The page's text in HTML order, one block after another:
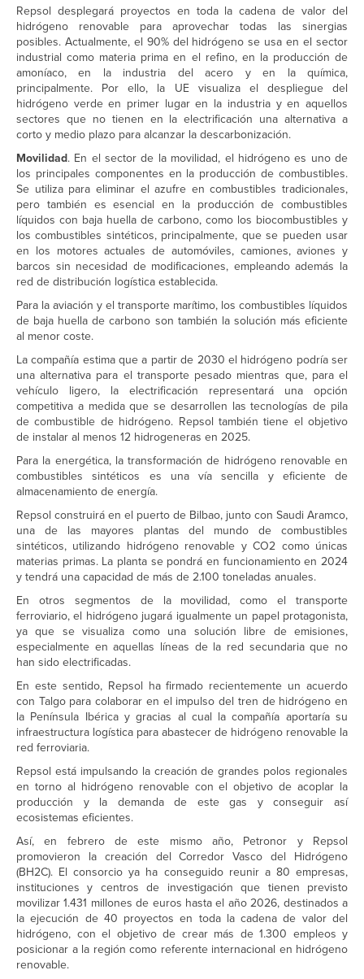
Repsol desplegará proyectos en toda la cadena de valor del
hidrógeno renovable para aprovechar todas las sinergias
posibles. Actualmente, el 90% del hidrógeno se usa en el sector
industrial como materia prima en el refino, en la producción de
amoníaco, en la industria del acero y en la química,
principalmente. Por ello, la UE visualiza el despliegue del
hidrógeno verde en primer lugar en la industria y en aquellos
sectores que no tienen en la electrificación una alternativa a
corto y medio plazo para alcanzar la descarbonización.
Movilidad. En el sector de la movilidad, el hidrógeno es uno de
los principales componentes en la producción de combustibles.
Se utiliza para eliminar el azufre en combustibles tradicionales,
pero también es esencial en la producción de combustibles
líquidos con baja huella de carbono, como los biocombustibles y
los combustibles sintéticos, principalmente, que se pueden usar
en los motores actuales de automóviles, camiones, aviones y
barcos sin necesidad de modificaciones, empleando además la
red de distribución logística establecida.
Para la aviación y el transporte marítimo, los combustibles líquidos
de baja huella de carbono son también la solución más eficiente
al menor coste.
La compañía estima que a partir de 2030 el hidrógeno podría ser
una alternativa para el transporte pesado mientras que, para el
vehículo ligero, la electrificación representará una opción
competitiva a medida que se desarrollen las tecnologías de pila
de combustible de hidrógeno. Repsol también tiene el objetivo
de instalar al menos 12 hidrogeneras en 2025.
Para la energética, la transformación de hidrógeno renovable en
combustibles sintéticos es una vía sencilla y eficiente de
almacenamiento de energía.
Repsol construirá en el puerto de Bilbao, junto con Saudi Aramco,
una de las mayores plantas del mundo de combustibles
sintéticos, utilizando hidrógeno renovable y CO2 como únicas
materias primas. La planta se pondrá en funcionamiento en 2024
y tendrá una capacidad de más de 2.100 toneladas anuales.
En otros segmentos de la movilidad, como el transporte
ferroviario, el hidrógeno jugará igualmente un papel protagonista,
ya que se visualiza como una solución libre de emisiones,
especialmente en aquellas líneas de la red secundaria que no
han sido electrificadas.
En este sentido, Repsol ha firmado recientemente un acuerdo
con Talgo para colaborar en el impulso del tren de hidrógeno en
la Península Ibérica y gracias al cual la compañía aportaría su
infraestructura logística para abastecer de hidrógeno renovable la
red ferroviaria.
Repsol está impulsando la creación de grandes polos regionales
en torno al hidrógeno renovable con el objetivo de acoplar la
producción y la demanda de este gas y conseguir así
ecosistemas eficientes.
Así, en febrero de este mismo año, Petronor y Repsol
promovieron la creación del Corredor Vasco del Hidrógeno
(BH2C). El consorcio ya ha conseguido reunir a 80 empresas,
instituciones y centros de investigación que tienen previsto
movilizar 1.431 millones de euros hasta el año 2026, destinados a
la ejecución de 40 proyectos en toda la cadena de valor del
hidrógeno, con el objetivo de crear más de 1.300 empleos y
posicionar a la región como referente internacional en hidrógeno
renovable.